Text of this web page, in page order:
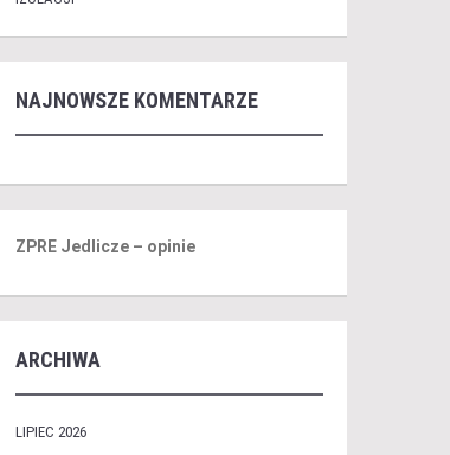
NAJNOWSZE KOMENTARZE
ZPRE Jedlicze – opinie
ARCHIWA
LIPIEC 2026